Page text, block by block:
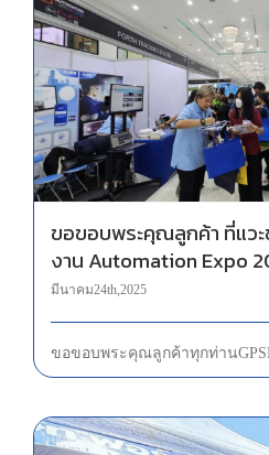
ขอขอบพระคุณลูกค้า ที่แวะ
งาน Automation Expo
มีนาคม 24th, 2025
ขอขอบพระคุณลูกค้าทุกท่าน GPS